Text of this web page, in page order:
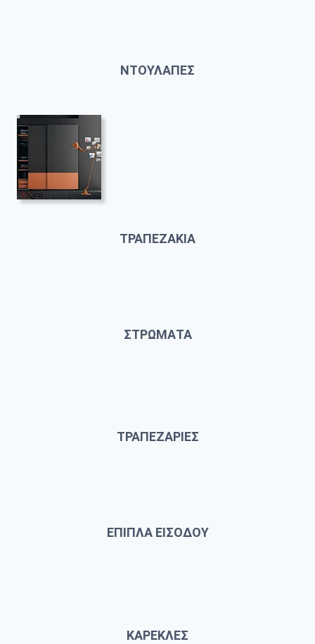
ΝΤΟΥΛΑΠΕΣ
ΤΡΑΠΕΖΑΚΙΑ
ΣΤΡΩΜΑΤΑ
ΤΡΑΠΕΖΑΡΙΕΣ
ΕΠΙΠΛΑ ΕΙΣΟΔΟΥ
ΚΑΡΕΚΛΕΣ